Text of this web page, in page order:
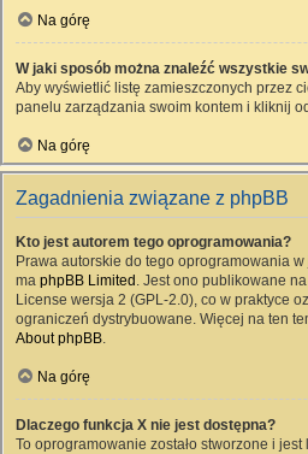
Na górę
W jaki sposób można znaleźć wszystkie
Aby wyświetlić listę zamieszczonych przez
panelu zarządzania swoim kontem i kliknij
Na górę
Zagadnienia związane z phpBB
Kto jest autorem tego oprogramowania?
Prawa autorskie do tego oprogramowania
ma phpBB Limited . Jest ono publikowane
License wersja 2 (GPL-2.0), co w praktyce
ograniczeń dystrybuowane. Więcej na ten
About phpBB.
Na górę
Dlaczego funkcja X nie jest dostępna?
To oprogramowanie zostało stworzone i